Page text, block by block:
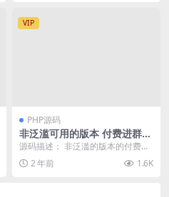
VIP
PHP源码
非泛滥可用的版本 付费进群P
LUS版源码 thinkphp内核
源码描述： 非泛滥的版本的付费进
群plus版源码分享，分站需要再解
析一个域名绑定...
2 年前 1.6K